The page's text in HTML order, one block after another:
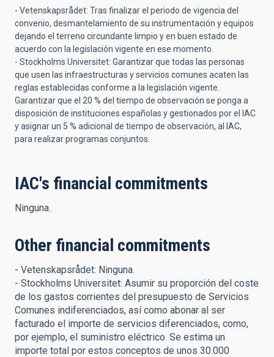
- Vetenskapsrådet: Tras finalizar el periodo de vigencia del
convenio, desmantelamiento de su instrumentación y equipos
dejando el terreno circundante limpio y en buen estado de
acuerdo con la legislación vigente en ese momento.
- Stockholms Universitet: Garantizar que todas las personas
que usen las infraestructuras y servicios comunes acaten las
reglas establecidas conforme a la legislación vigente.
Garantizar que el 20 % del tiempo de observación se ponga a
disposición de instituciones españolas y gestionados por el IAC
y asignar un 5 % adicional de tiempo de observación, al IAC,
para realizar programas conjuntos.
IAC's financial commitments
Ninguna.
Other financial commitments
- Vetenskapsrådet: Ninguna.
- Stockholms Universitet: Asumir su proporción del coste
de los gastos corrientes del presupuesto de Servicios
Comunes indiferenciados, así como abonar al ser
facturado el importe de servicios diferenciados, como,
por ejemplo, el suministro eléctrico. Se estima un
importe total por estos conceptos de unos 30.000